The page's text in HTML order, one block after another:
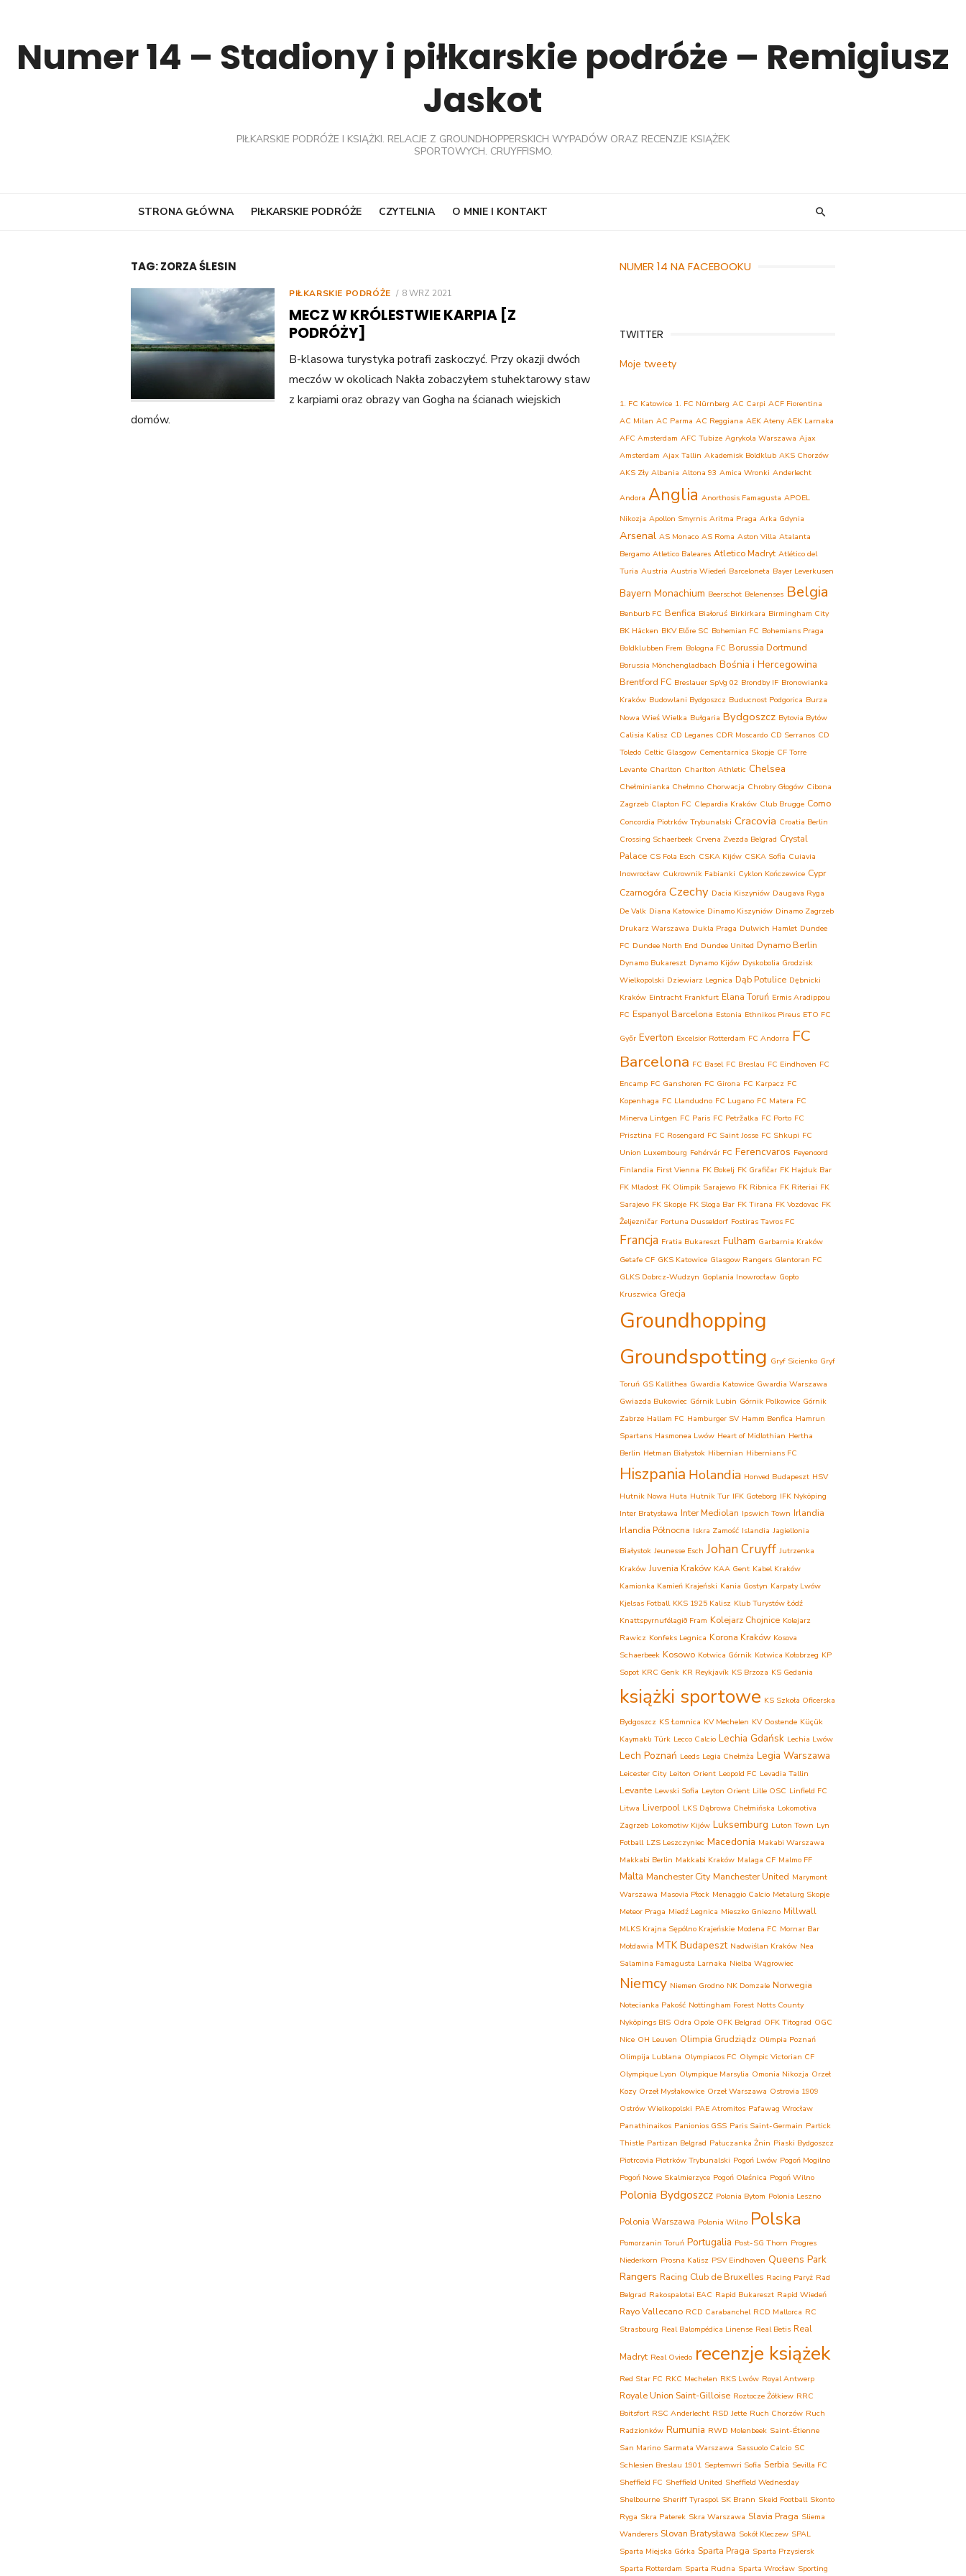
contentNumer 14 – Stadiony i piłkarskie podróże – Remigiusz
Jaskot
PIŁKARSKIE PODRÓŻE I KSIĄŻKI. RELACJE Z GROUNDHOPPERSKICH WYPADÓW ORAZ RECENZJE KSIĄŻEK
SPORTOWYCH. CRUYFFISMO.
STRONA GŁÓWNA PIŁKARSKIE PODRÓŻE CZYTELNIA O MNIE I KONTAKT
TAG:ZORZA ŚLESIN
PIŁKARSKIE PODRÓŻE
POSTED
8 WRZ 2021
MECZ W KRÓLESTWIE KARPIA [Z
PODRÓŻY]
B-klasowa turystyka potrafi zaskoczyć. Przy okazji dwóch
meczów w okolicach Nakła zobaczyłem stuhektarowy staw
z karpiami oraz obrazy van Gogha na ścianach wiejskich
domów.
NUMER 14 NA FACEBOOKU
TWITTER
Moje tweety
1. FC Katowice 1. FC Nürnberg AC Carpi ACF Fiorentina
AC Milan AC Parma AC Reggiana AEK Ateny AEK Larnaka
AFC Amsterdam AFC Tubize Agrykola Warszawa Ajax
Amsterdam Ajax Tallin Akademisk Boldklub AKS Chorzów
AKS Zły Albania Altona 93 Amica Wronki Anderlecht
Andora Anglia Anorthosis Famagusta APOEL
Nikozja Apollon Smyrnis Aritma Praga Arka Gdynia
Arsenal AS Monaco AS Roma Aston Villa Atalanta
Bergamo Atletico Baleares Atletico Madryt Atlético del
Turia Austria Austria Wiedeń Barceloneta Bayer Leverkusen
Bayern Monachium Beerschot Belenenses Belgia
Benburb FC Benfica Białoruś Birkirkara Birmingham City
BK Häcken BKV Előre SC Bohemian FC Bohemians Praga
Boldklubben Frem Bologna FC Borussia Dortmund
Borussia Mönchengladbach Bośnia i Hercegowina
Brentford FC Breslauer SpVg 02 Brondby IF Bronowianka
Kraków Budowlani Bydgoszcz Buducnost Podgorica Burza
Nowa Wieś Wielka Bułgaria Bydgoszcz Bytovia Bytów
Calisia Kalisz CD Leganes CDR Moscardo CD Serranos CD
Toledo Celtic Glasgow Cementarnica Skopje CF Torre
Levante Charlton Charlton Athletic Chelsea
Chełminianka Chełmno Chorwacja Chrobry Głogów Cibona
Zagrzeb Clapton FC Clepardia Kraków Club Brugge Como
Concordia Piotrków Trybunalski Cracovia Croatia Berlin
Crossing Schaerbeek Crvena Zvezda Belgrad Crystal
Palace CS Fola Esch CSKA Kijów CSKA Sofia Cuiavia
Inowrocław Cukrownik Fabianki Cyklon Kończewice Cypr
Czarnogóra Czechy Dacia Kiszyniów Daugava Ryga
De Valk Diana Katowice Dinamo Kiszyniów Dinamo Zagrzeb
Drukarz Warszawa Dukla Praga Dulwich Hamlet Dundee
FC Dundee North End Dundee United Dynamo Berlin
Dynamo Bukareszt Dynamo Kijów Dyskobolia Grodzisk
Wielkopolski Dziewiarz Legnica Dąb Potulice Dębnicki
Kraków Eintracht Frankfurt Elana Toruń Ermis Aradippou
FC Espanyol Barcelona Estonia Ethnikos Pireus ETO FC
Győr Everton Excelsior Rotterdam FC Andorra FC
Barcelona FC Basel FC Breslau FC Eindhoven FC
Encamp FC Ganshoren FC Girona FC Karpacz FC
Kopenhaga FC Llandudno FC Lugano FC Matera FC
Minerva Lintgen FC Paris FC Petržalka FC Porto FC
Prisztina FC Rosengard FC Saint Josse FC Shkupi FC
Union Luxembourg Fehérvár FC Ferencvaros Feyenoord
Finlandia First Vienna FK Bokelj FK Grafičar FK Hajduk Bar
FK Mladost FK Olimpik Sarajewo FK Ribnica FK Riteriai FK
Sarajevo FK Skopje FK Sloga Bar FK Tirana FK Vozdovac FK
Željezničar Fortuna Dusseldorf Fostiras Tavros FC
Francja Fratia Bukareszt Fulham Garbarnia Kraków
Getafe CF GKS Katowice Glasgow Rangers Glentoran FC
GLKS Dobrcz-Wudzyn Goplania Inowrocław Gopło
Kruszwica Grecja
Groundhopping
Groundspotting Gryf Sicienko Gryf
Toruń GS Kallithea Gwardia Katowice Gwardia Warszawa
Gwiazda Bukowiec Górnik Lubin Górnik Polkowice Górnik
Zabrze Hallam FC Hamburger SV Hamm Benfica Hamrun
Spartans Hasmonea Lwów Heart of Midlothian Hertha
Berlin Hetman Białystok Hibernian Hibernians FC
Hiszpania Holandia Honved Budapeszt HSV
Hutnik Nowa Huta Hutnik Tur IFK Goteborg IFK Nyköping
Inter Bratysława Inter Mediolan Ipswich Town Irlandia
Irlandia Północna Iskra Zamość Islandia Jagiellonia
Białystok Jeunesse Esch Johan Cruyff Jutrzenka
Kraków Juvenia Kraków KAA Gent Kabel Kraków
Kamionka Kamień Krajeński Kania Gostyn Karpaty Lwów
Kjelsas Fotball KKS 1925 Kalisz Klub Turystów Łódź
Knattspyrnufélagið Fram Kolejarz Chojnice Kolejarz
Rawicz Konfeks Legnica Korona Kraków Kosova
Schaerbeek Kosowo Kotwica Górnik Kotwica Kołobrzeg KP
Sopot KRC Genk KR Reykjavík KS Brzoza KS Gedania
książki sportowe KS Szkoła Oficerska
Bydgoszcz KS Łomnica KV Mechelen KV Oostende Küçük
Kaymaklı Türk Lecco Calcio Lechia Gdańsk Lechia Lwów
Lech Poznań Leeds Legia Chełmża Legia Warszawa
Leicester City Leiton Orient Leopold FC Levadia Tallin
Levante Lewski Sofia Leyton Orient Lille OSC Linfield FC
Litwa Liverpool LKS Dąbrowa Chełmińska Lokomotiva
Zagrzeb Lokomotiw Kijów Luksemburg Luton Town Lyn
Fotball LZS Leszczyniec Macedonia Makabi Warszawa
Makkabi Berlin Makkabi Kraków Malaga CF Malmo FF
Malta Manchester City Manchester United Marymont
Warszawa Masovia Płock Menaggio Calcio Metalurg Skopje
Meteor Praga Miedź Legnica Mieszko Gniezno Millwall
MLKS Krajna Sępólno Krajeńskie Modena FC Mornar Bar
Mołdawia MTK Budapeszt Nadwiślan Kraków Nea
Salamina Famagusta Larnaka Nielba Wągrowiec
Niemcy Niemen Grodno NK Domzale Norwegia
Notecianka Pakość Nottingham Forest Notts County
Nyköpings BIS Odra Opole OFK Belgrad OFK Titograd OGC
Nice OH Leuven Olimpia Grudziądz Olimpia Poznań
Olimpija Lublana Olympiacos FC Olympic Victorian CF
Olympique Lyon Olympique Marsylia Omonia Nikozja Orzeł
Kozy Orzeł Mysłakowice Orzeł Warszawa Ostrovia 1909
Ostrów Wielkopolski PAE Atromitos Pafawag Wrocław
Panathinaikos Panionios GSS Paris Saint-Germain Partick
Thistle Partizan Belgrad Pałuczanka Żnin Piaski Bydgoszcz
Piotrcovia Piotrków Trybunalski Pogoń Lwów Pogoń Mogilno
Pogoń Nowe Skalmierzyce Pogoń Oleśnica Pogoń Wilno
Polonia Bydgoszcz Polonia Bytom Polonia Leszno
Polonia Warszawa Polonia Wilno Polska
Pomorzanin Toruń Portugalia Post-SG Thorn Progres
Niederkorn Prosna Kalisz PSV Eindhoven Queens Park
Rangers Racing Club de Bruxelles Racing Paryż Rad
Belgrad Rakospalotai EAC Rapid Bukareszt Rapid Wiedeń
Rayo Vallecano RCD Carabanchel RCD Mallorca RC
Strasbourg Real Balompédica Linense Real Betis Real
Madryt Real Oviedo recenzje książek
Red Star FC RKC Mechelen RKS Lwów Royal Antwerp
Royale Union Saint-Gilloise Roztocze Żółkiew RRC
Boitsfort RSC Anderlecht RSD Jette Ruch Chorzów Ruch
Radzionków Rumunia RWD Molenbeek Saint-Étienne
San Marino Sarmata Warszawa Sassuolo Calcio SC
Schlesien Breslau 1901 Septemwri Sofia Serbia Sevilla FC
Sheffield FC Sheffield United Sheffield Wednesday
Shelbourne Sheriff Tyraspol SK Brann Skeid Football Skonto
Ryga Skra Paterek Skra Warszawa Slavia Praga Sliema
Wanderers Slovan Bratysława Sokół Kleczew SPAL
Sparta Miejska Górka Sparta Praga Sparta Przysiersk
Sparta Rotterdam Sparta Rudna Sparta Wrocław Sporting